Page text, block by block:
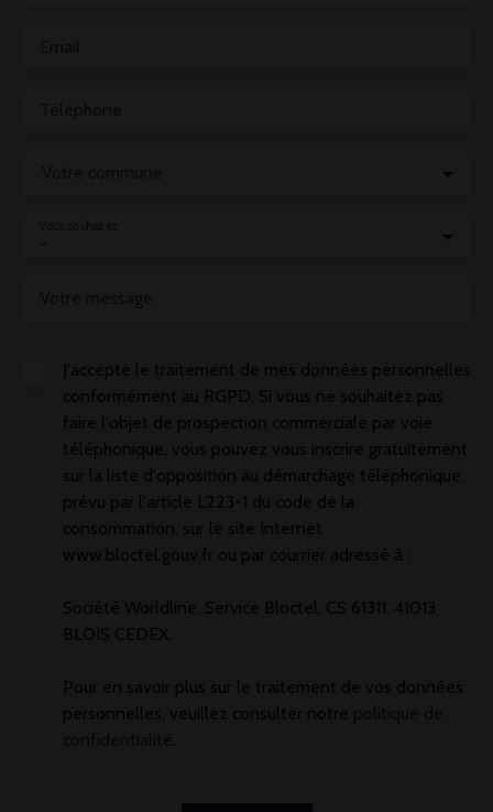
-
J'accepte le traitement de mes données personnelles
conformément au RGPD. Si vous ne souhaitez pas
faire l'objet de prospection commerciale par voie
téléphonique, vous pouvez vous inscrire gratuitement
sur la liste d'opposition au démarchage téléphonique,
prévu par l'article L223-1 du code de la
consommation, sur le site Internet
www.bloctel.gouv.fr ou par courrier adressé à :
Société Worldline, Service Bloctel, CS 61311, 41013
BLOIS CEDEX.
Pour en savoir plus sur le traitement de vos données
personnelles, veuillez consulter notre
.